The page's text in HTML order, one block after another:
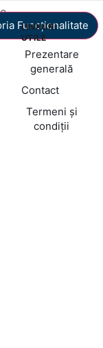
Funcționalitate
LINKURI
UTILE
Prezentare
generală
Contact
Termeni și
condiții